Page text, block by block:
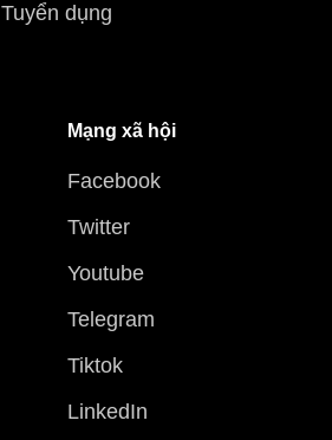
Tuyển dụng
Mạng xã hội
Facebook
Twitter
Youtube
Telegram
Tiktok
LinkedIn